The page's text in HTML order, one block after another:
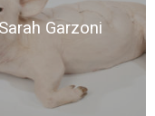
Sarah Garzoni